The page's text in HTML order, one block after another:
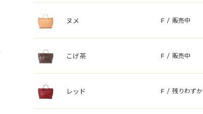
ヌメ F / 販売中
こげ茶 F / 販売中
レッド F / 残りわずか